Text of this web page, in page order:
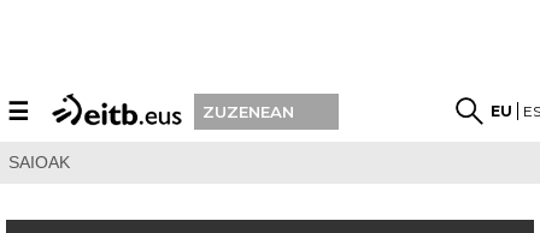
☰ ZUZENEAN EU
SAIOAK